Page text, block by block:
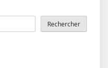
Rechercher